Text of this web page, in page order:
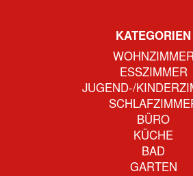
KATEGORIEN
ESSZIMMER
JUGEND-/
BÜRO
KÜCHE
BAD
GARTEN